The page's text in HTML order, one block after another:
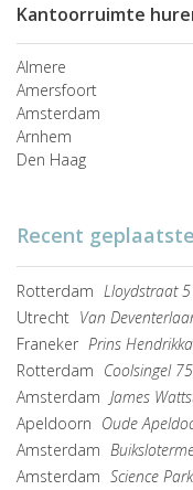
Kantoorruimte
Almere
Amersfoort
Amsterdam
Arnhem
Den Haag
Recent
Rotterdam Lloydstraat 5
Utrecht Van
Franeker Prins
Rotterdam Coolsingel 75
Amsterdam James
Apeldoorn Oude
Amsterdam
Amsterdam Science